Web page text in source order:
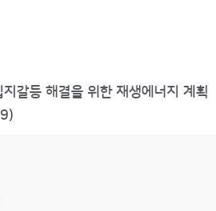
갈등 해결을 위한 재생에너지 계획